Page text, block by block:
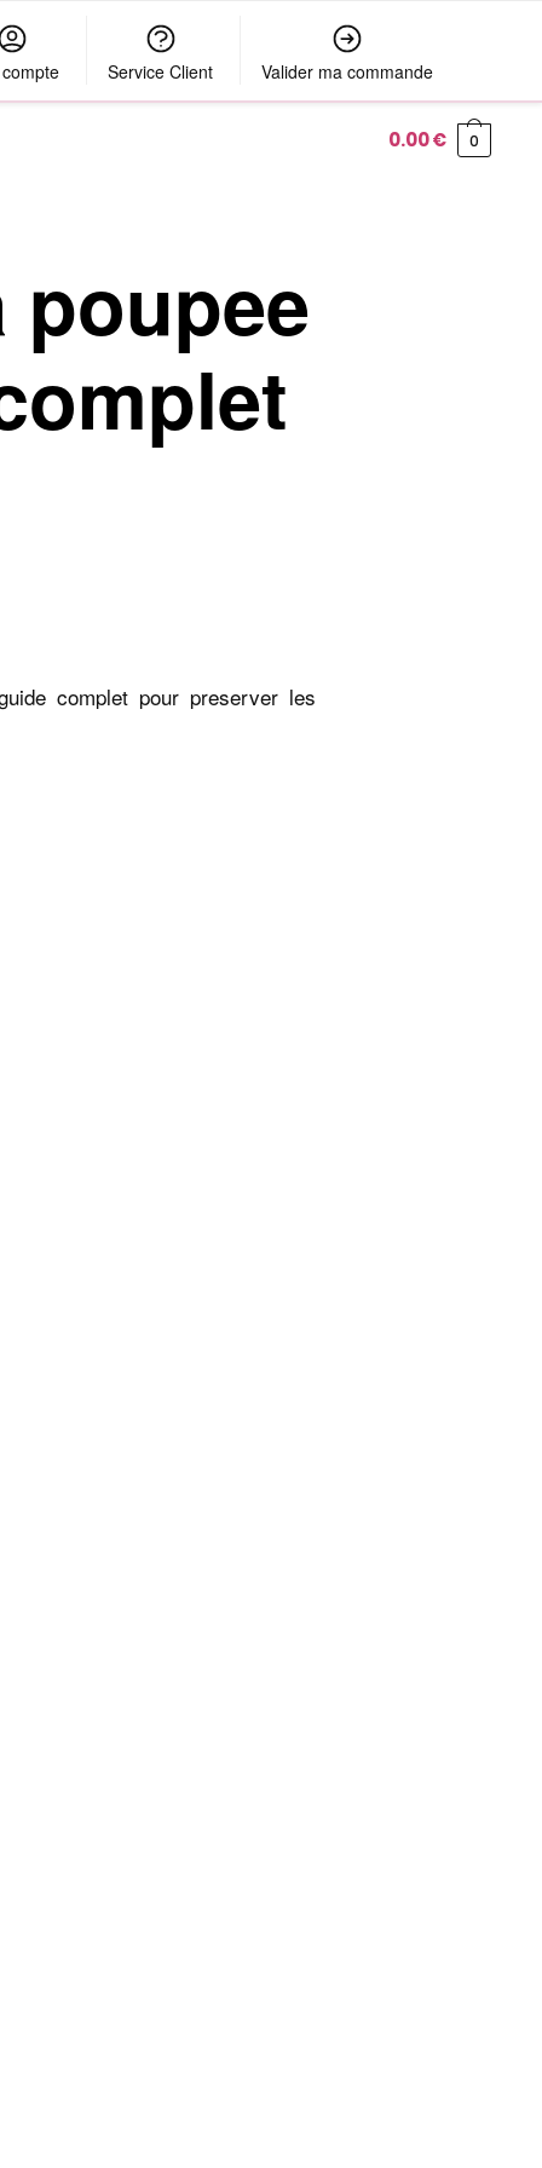
Service Client Valider ma commande
0.00€ 0
poupee
complet pour preserver les